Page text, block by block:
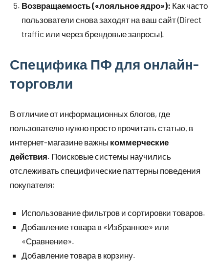
Возвращаемость («лояльное ядро»): Как часто
пользователи снова заходят на ваш сайт (Direct
traffic или через брендовые запросы).
Специфика ПФ для онлайн-
торговли
В отличие от информационных блогов, где
пользователю нужно просто прочитать статью, в
интернет-магазине важны коммерческие
действия. Поисковые системы научились
отслеживать специфические паттерны поведения
покупателя:
Использование фильтров и сортировки товаров.
Добавление товара в «Избранное» или
«Сравнение».
Добавление товара в корзину.